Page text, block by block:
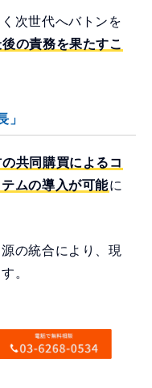
次世代へバトンを
の責務を果たすこ
」
の共同購買によるコ
ムの導入が可能に
の統合により、現
。